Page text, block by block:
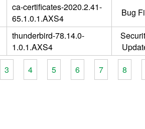
ca-certificates-2020.2.41-
65.1.0.1.AXS4
Bug
thunderbird-78.14.0-
1.0.1.AXS4
3 4 5 6 7 8